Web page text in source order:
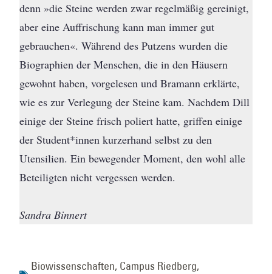
denn »die Steine werden zwar regelmäßig gereinigt,
aber eine Auffrischung kann man immer gut
gebrauchen«. Während des Putzens wurden die
Biographien der Menschen, die in den Häusern
gewohnt haben, vorgelesen und Bramann erklärte,
wie es zur Verlegung der Steine kam. Nachdem Dill
einige der Steine frisch poliert hatte, griffen einige
der Student*innen kurzerhand selbst zu den
Utensilien. Ein bewegender Moment, den wohl alle
Beteiligten nicht vergessen werden.
Sandra Binnert
Biowissenschaften, Campus Riedberg,